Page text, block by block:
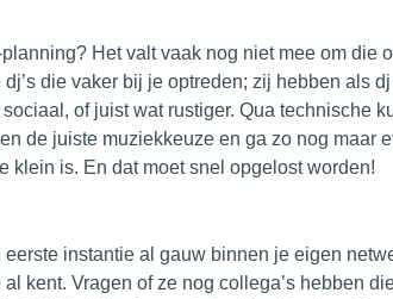
Het valt vaak nog niet mee om die
dj’s die vaker bij je optreden; zij hebben als
of juist wat rustiger. Qua technische
de juiste muziekkeuze en ga zo nog maar
klein is. En dat moet snel opgelost worden!
instantie al gauw binnen je eigen
al kent. Vragen of ze nog collega’s hebben